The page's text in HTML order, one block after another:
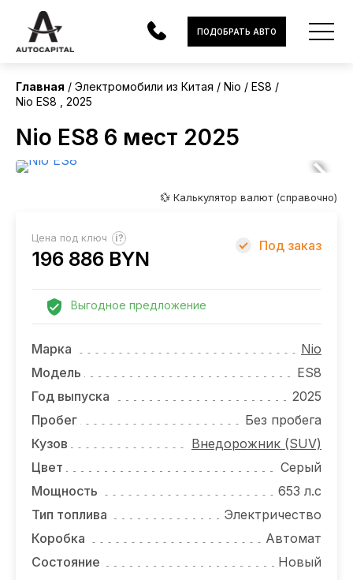
АВТОМОБИЛИ
ЭЛЕКТРОМОБИЛИ
УСЛУГИ
НОВОСТИ
ОТЗЫВЫ
ВАКАНСИИ
О КОМПАНИИ
КОНТАКТЫ
ПОДОБРАТЬ АВТО
Главная Электромобили из Китая Nio
ES8
Nio ES8 , 2025
Nio ES8 6 мест 2025
Китай
Без пробега
💱 Калькулятор валют (справочно)
Цена под ключ ?
196 886 BYN
Под заказ
Выгодное предложение
Марка
Nio
Модель
ES8
Год выпуска
2025
Пробег
Без пробега
Кузов
Внедорожник (SUV)
Цвет
Серый
Мощность
653 л.с
Тип топлива
Электричество
Коробка
Автомат
Состояние
Новый